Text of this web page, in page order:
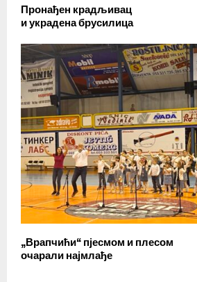
Пронађен крадљивац
и украдена брусилица
„Врапчићи“ пјесмом и плесом
очарали најмлађе